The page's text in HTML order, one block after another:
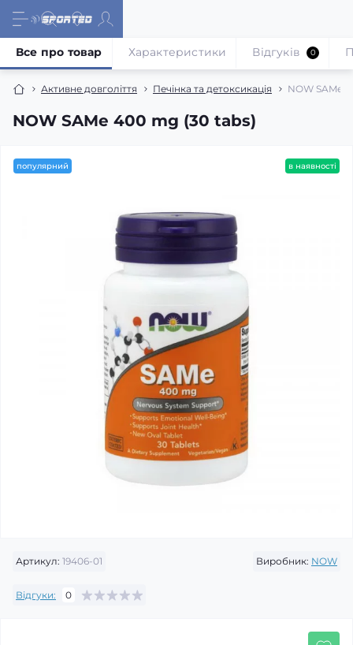
Активне довголіття Печінка та детоксикація NOW SAMe
NOW SAMe 400 mg (30 tabs)
Все про товар Характеристики Відгуків 0
популярний в наявності
Артикул: 19406-01 Виробник: NOW
Відгуки: 0